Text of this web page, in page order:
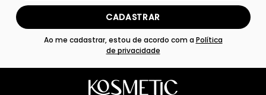
CADASTRAR
Ao me cadastrar, estou de acordo com aPolítica
de privacidade